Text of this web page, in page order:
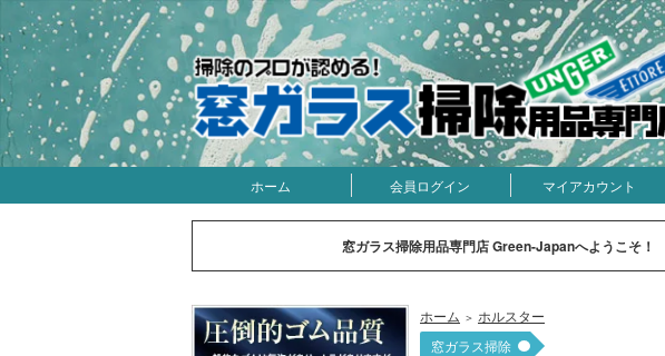
ホーム 会員ログイン マイアカウント
窓ガラス掃除用品専門店 Green-Japanへようこそ
ホーム ＞ ホルスター
窓ガラス掃除